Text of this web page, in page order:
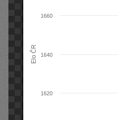
Elo ČR
1620
1640
1660